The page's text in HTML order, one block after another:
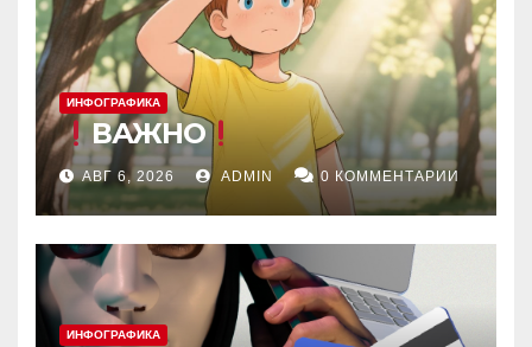
ИНФОГРАФИКА
ВАЖНО
АВГ 6, 2026 ADMIN 0 КОММЕНТАРИИ
ИНФОГРАФИКА